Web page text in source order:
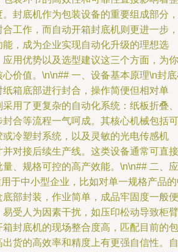
封底机作为包装设备的重要组成部分，
工作，而自动开箱封底机则更进一步，
，成为企业实现自动化升级的理想选
用优势以及选型建议这三个方面，为你
价值。\n\n## 一、设备基本原理\n封
箱底部进行封合，操作简便但相对单
用了更复杂的自动化系统：纸板折叠、
合等流程一气呵成。其核心机械包括可
冷塑封系统，以及灵敏的光电传感机
对接后续生产线。这类设备通常可直接
、规格可控的高产效能。\n\n## 二、应
于中小型企业，比如对单一规格产品
部封装，作业简单，成品牢固度一般便
受人为因素干扰，如压印松动导致柜臂
封底机的现场整合度高，匹配目前的包
货的高效率和精度上有更强自信性。
自